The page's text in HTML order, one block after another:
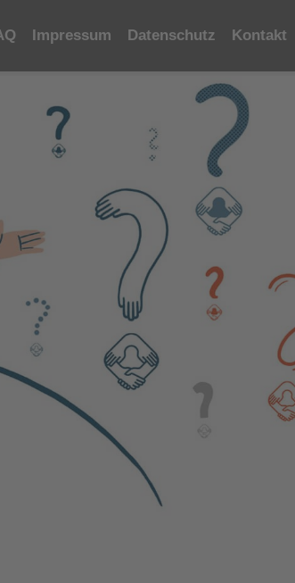
Impressum Datenschutz Kontakt